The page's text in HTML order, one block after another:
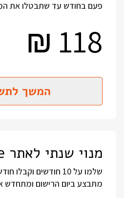
פעם בחודש עד שתבטלו את
118
₪
המשך
מנוי שנתי לאתר ToCode
שלמו על 10 חודשים
מתבצע ביום הרישום ומתחדש